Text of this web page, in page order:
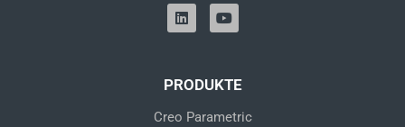
L
i
d
n
Y
o
b
PRODUKTE
Creo Parametric